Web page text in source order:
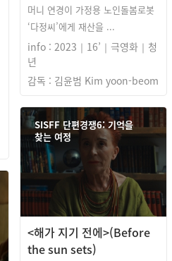
머니 연경이 가정용 노인돌봄로봇
‘다정씨’에게 재산을 ...
info : 2023｜16’｜극영화｜청
년
감독 : 김윤범 Kim yoon-beom
SISFF 단편경쟁6: 기억을
찾는 여정
<해가 지기 전에>(Before
the sun sets)